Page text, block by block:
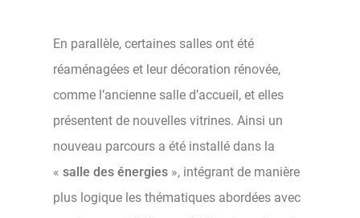
En parallèle, certaines salles ont été
réaménagées et leur décoration rénovée,
comme l’ancienne salle d’accueil, et elles
présentent de nouvelles vitrines. Ainsi un
nouveau parcours a été installé dans la
« salle des énergies », intégrant de manière
plus logique les thématiques abordées avec